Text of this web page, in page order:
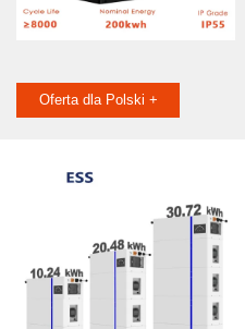
Oferta dla Polski +